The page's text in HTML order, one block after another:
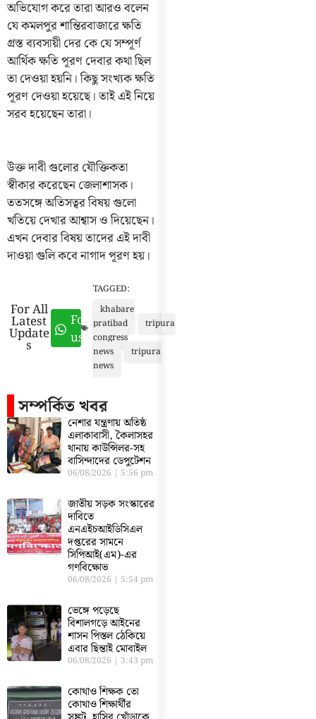
অভিযোগ করে তারা আরও বলেন
যে কমলপুর শান্তিরবাজারে ক্ষতি
গ্রস্ত ব্যবসায়ী দের কে যে সম্পূর্ণ
আর্থিক ক্ষতি পূরণ দেবার কথা ছিল
তা দেওয়া হয়নি। কিছু সংখ্যক ক্ষতি
পূরণ দেওয়া হয়েছে। তাই এই নিয়ে
সরব হয়েছেন তারা।
উক্ত দাবী গুলোর যৌক্তিকতা
স্বীকার করেছেন জেলাশাসক।
ততসঙ্গে অতিসত্বর বিষয় গুলো
খতিয়ে দেখার আশ্বাস ও দিয়েছেন।
এখন দেবার বিষয় তাদের এই দাবী
দাওয়া গুলি কবে নাগাদ পূরণ হয়।
For All
Latest
Update
s
Follow
us
TAGGED:
khabare
pratibad
tripura
congress
news
tripura
news
সম্পর্কিত খবর
নেশার যন্ত্রণায় অতিষ্ঠ
এলাকাবাসী, কৈলাসহর
থানায় কাউন্সিলর-সহ
বাসিন্দাদের ডেপুটেশন
06/08/2026 5:56 pm
জাতীয় সড়ক সংস্কারের
দাবিতে
এনএইচআইডিসিএল
দপ্তরের সামনে
সিপিআই(এম)-এর
গণবিক্ষোভ
06/08/2026 5:54 pm
ভেঙ্গে পড়েছে
বিশালগড়ে আইনের
শাসন পিস্তল ঠেকিয়ে
এবার ছিন্তাই মোবাইল
06/08/2026 3:43 pm
কোথাও শিক্ষক তো
কোথাও শিক্ষার্থীর